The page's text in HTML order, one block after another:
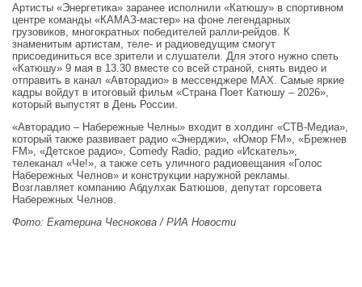
Артисты «Энергетика» заранее исполнили «Катюшу» в спортивном
центре команды «КАМАЗ-мастер» на фоне легендарных
грузовиков, многократных победителей ралли-рейдов. К
знаменитым артистам, теле- и радиоведущим смогут
присоединиться все зрители и слушатели. Для этого нужно спеть
«Катюшу» 9 мая в 13.30 вместе со всей страной, снять видео и
отправить в канал «Авторадио» в мессенджере МАХ. Самые яркие
кадры войдут в итоговый фильм «Страна Поет Катюшу – 2026»,
который выпустят в День России.
«Авторадио – Набережные Челны» входит в холдинг «СТВ-Медиа»,
который также развивает радио «Энерджи», «Юмор FM», «Брежнев
FM», «Детское радио», Comedy Radio, радио «Искатель»,
телеканал «Че!», а также сеть уличного радиовещания «Голос
Набережных Челнов» и конструкции наружной рекламы.
Возглавляет компанию Абдулхак Батюшов, депутат горсовета
Набережных Челнов.
Фото: Екатерина Чеснокова / РИА Новости